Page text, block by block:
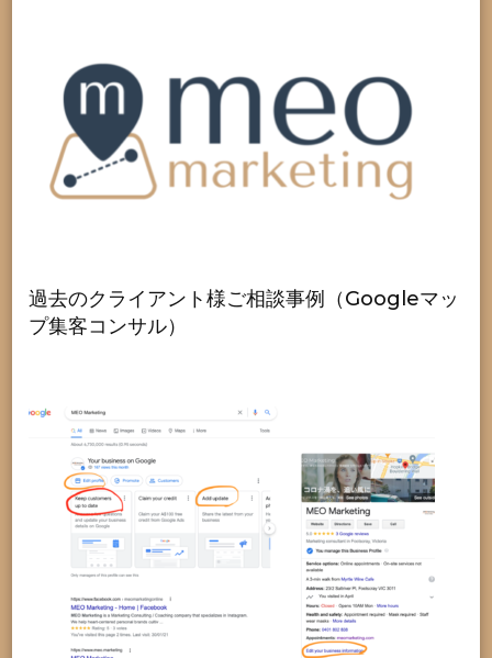
過去のクライアント様ご相談事例（Googleマッ
プ集客コンサル）